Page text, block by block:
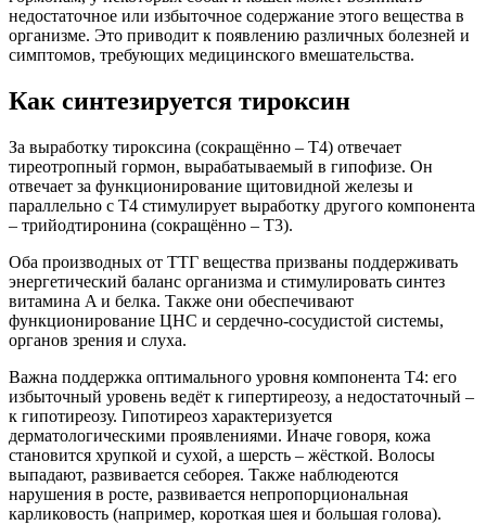
недостаточное или избыточное содержание этого вещества в
организме. Это приводит к появлению различных болезней и
симптомов, требующих медицинского вмешательства.
Как синтезируется тироксин
За выработку тироксина (сокращённо – Т4) отвечает
тиреотропный гормон, вырабатываемый в гипофизе. Он
отвечает за функционирование щитовидной железы и
параллельно с Т4 стимулирует выработку другого компонента
– трийодтиронина (сокращённо – Т3).
Оба производных от ТТГ вещества призваны поддерживать
энергетический баланс организма и стимулировать синтез
витамина A и белка. Также они обеспечивают
функционирование ЦНС и сердечно-сосудистой системы,
органов зрения и слуха.
Важна поддержка оптимального уровня компонента Т4: его
избыточный уровень ведёт к гипертиреозу, а недостаточный –
к гипотиреозу. Гипотиреоз характеризуется
дерматологическими проявлениями. Иначе говоря, кожа
становится хрупкой и сухой, а шерсть – жёсткой. Волосы
выпадают, развивается себорея. Также наблюдеются
нарушения в росте, развивается непропорциональная
карликовость (например, короткая шея и большая голова).